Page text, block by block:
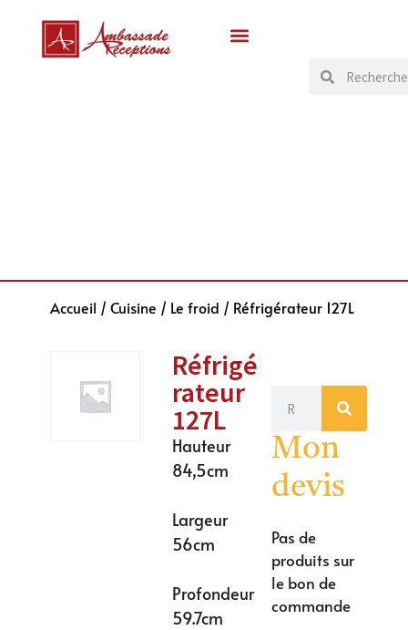
Accueil / Cuisine / Le froid / Réfrigérateur 127L
Réfrigé
rateur
127L
Hauteur
84,5cm
Largeur
56cm
Profondeur
59.7cm
Mon
devis
Pas de
produits sur
le bon de
commande